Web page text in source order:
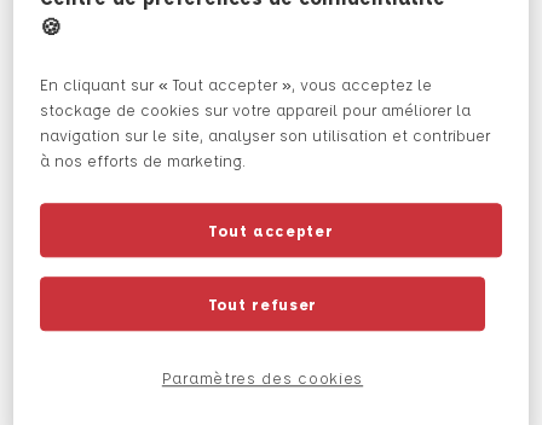
animaux ?
La pleine lune intrigue depuis des millénaires.
parfois accusée de perturber le
comportement des humains… et des animaux
! Mais qu’en est-il réellement pour vos
compagnons à poils, plumes ou écailles ? Les
nuits de pleine lune ont-elles un impact sur
leur bien-être ou leur comportement ?
La pleine lune, avec sa lumière intense,
transforme l’obscurité nocturne et peut
🍪
En cliquant sur « Tout accepter », vous acceptez le
stockage de cookies sur votre appareil pour améliorer la
navigation sur le site, analyser son utilisation et contribuer
à nos efforts de marketing.
Tout refuser
Tout accepter
Paramètres des cookies